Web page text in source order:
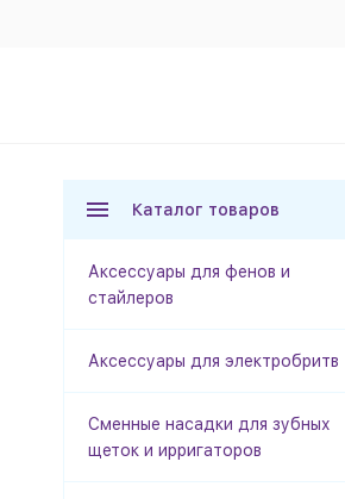
Каталог товаров
Аксессуары для фенов и
стайлеров
Аксессуары для электробритв
Сменные насадки для зубных
щеток и ирригаторов